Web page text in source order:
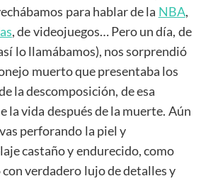
para hablar de la NBA,
, de videojuegos… Pero un día, de
lo llamábamos), nos sorprendió
muerto que presentaba los
la descomposición, de esa
la vida después de la muerte. Aún
perforando la piel y
castaño y endurecido, como
verdadero lujo de detalles y